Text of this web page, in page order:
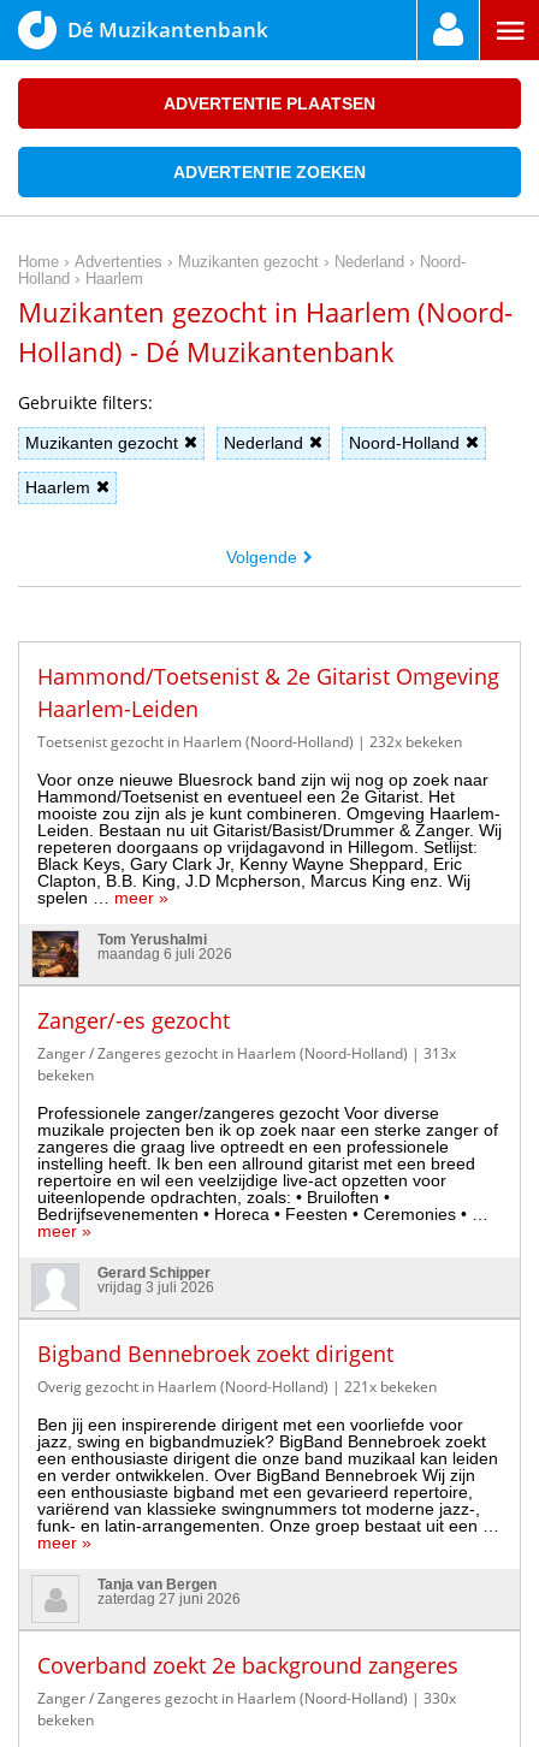
Dé Muzikantenbank
ADVERTENTIE PLAATSEN
ADVERTENTIE ZOEKEN
Home › Advertenties › Muzikanten gezocht › Nederland › Noord-
Holland › Haarlem
Muzikanten gezocht in Haarlem (Noord-
Holland) - Dé Muzikantenbank
Gebruikte filters:
Muzikanten gezocht Nederland Noord-Holland
Haarlem
Volgende
Hammond/Toetsenist & 2e Gitarist Omgeving
Haarlem-Leiden
Toetsenist gezocht in Haarlem (Noord-Holland) | 232x bekeken
Voor onze nieuwe Bluesrock band zijn wij nog op zoek naar
Hammond/Toetsenist en eventueel een 2e Gitarist. Het
mooiste zou zijn als je kunt combineren. Omgeving Haarlem-
Leiden. Bestaan nu uit Gitarist/Basist/Drummer & Zanger. Wij
repeteren doorgaans op vrijdagavond in Hillegom. Setlijst:
Black Keys, Gary Clark Jr, Kenny Wayne Sheppard, Eric
Clapton, B.B. King, J.D Mcpherson, Marcus King enz. Wij
spelen … meer »
Tom Yerushalmi
maandag 6 juli 2026
Zanger/-es gezocht
Zanger / Zangeres gezocht in Haarlem (Noord-Holland) | 313x
bekeken
Professionele zanger/zangeres gezocht Voor diverse
muzikale projecten ben ik op zoek naar een sterke zanger of
zangeres die graag live optreedt en een professionele
instelling heeft. Ik ben een allround gitarist met een breed
repertoire en wil een veelzijdige live-act opzetten voor
uiteenlopende opdrachten, zoals: • Bruiloften •
Bedrijfsevenementen • Horeca • Feesten • Ceremonies • …
meer »
Gerard Schipper
vrijdag 3 juli 2026
Bigband Bennebroek zoekt dirigent
Overig gezocht in Haarlem (Noord-Holland) | 221x bekeken
Ben jij een inspirerende dirigent met een voorliefde voor
jazz, swing en bigbandmuziek? BigBand Bennebroek zoekt
een enthousiaste dirigent die onze band muzikaal kan leiden
en verder ontwikkelen. Over BigBand Bennebroek Wij zijn
een enthousiaste bigband met een gevarieerd repertoire,
variërend van klassieke swingnummers tot moderne jazz-,
funk- en latin-arrangementen. Onze groep bestaat uit een …
meer »
Tanja van Bergen
zaterdag 27 juni 2026
Coverband zoekt 2e background zangeres
Zanger / Zangeres gezocht in Haarlem (Noord-Holland) | 330x
bekeken